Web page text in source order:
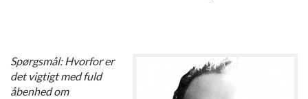
Spørgsmål: Hvorfor er
det vigtigt med fuld
åbenhed om